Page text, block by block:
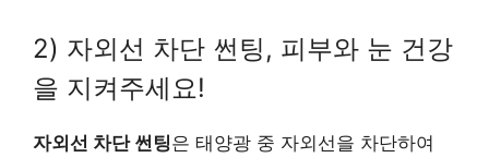
2) 자외선 차단 썬팅, 피부와 눈 건강
을 지켜주세요!
자외선 차단 썬팅은 태양광 중 자외선을 차단하여